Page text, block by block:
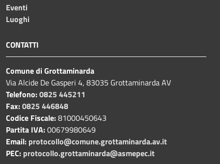
Eventi
Luoghi
CONTATTI
Comune di Grottaminarda
Via Alcide De Gasperi 4, 83035 Grottaminarda AV
Telefono:0825 445211
Fax:0825 446848
Codice Fiscale:81000450643
Partita IVA:00679980649
Email: protocollo@comune.grottaminarda.av.it
PEC: protocollo.grottaminarda@asmepec.it